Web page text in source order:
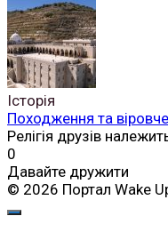
Історія
Походження та
Релігія друзів
0
Давайте дружити
© 2026 Портал Wake